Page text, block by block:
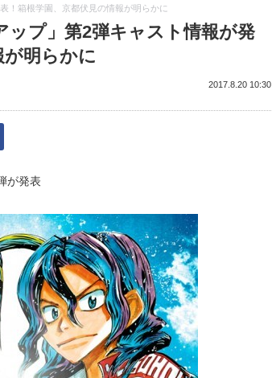
！箱根学園、京都伏見の情報が明らかに
ップ」第2弾キャスト情報が発
が明らかに
2017.8.20 10:30
が発表